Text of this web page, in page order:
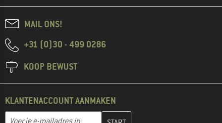
MAIL ONS!
+31 (0)30 - 499 0286
KOOP BEWUST
KLANTENACCOUNT AANMAKEN
E-mailadres
Vul je e-mailadres hier in en maak in de volgende stap je